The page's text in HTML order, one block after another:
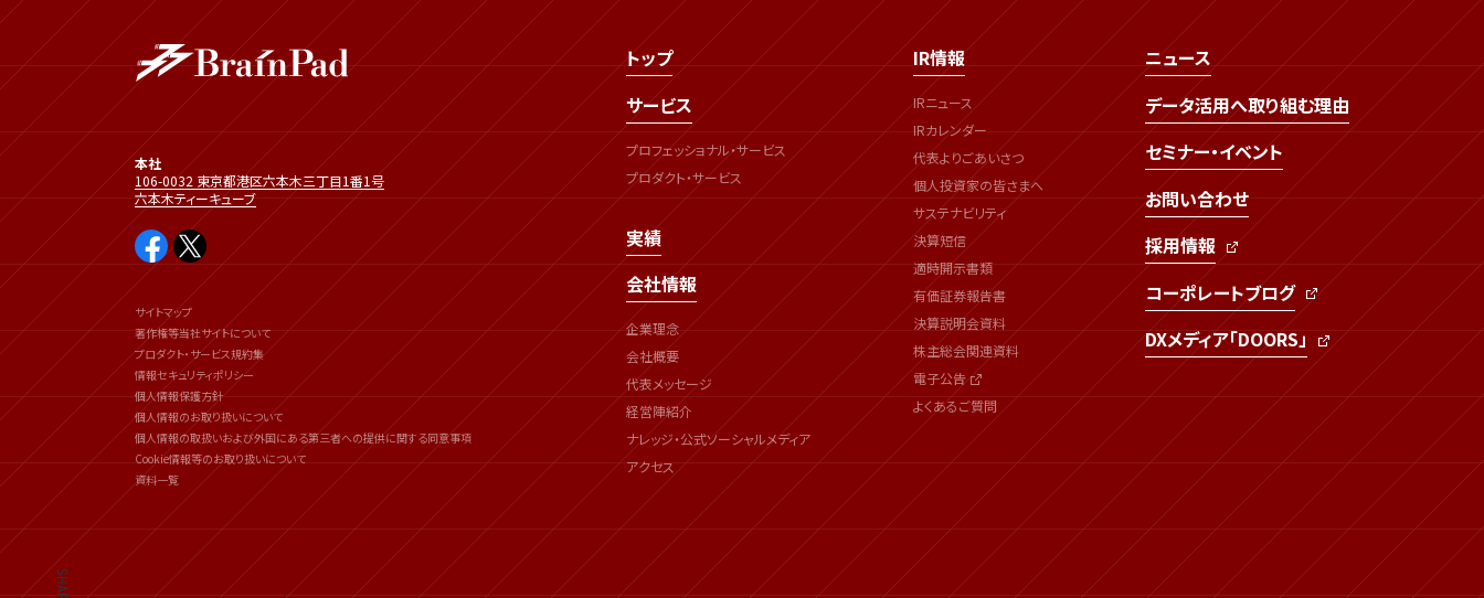
SHARE
トップ
サービス
プロフェッショナル・サービス
プロダクト・サービス
実績
会社情報
企業理念
会社概要
代表メッセージ
経営陣紹介
ナレッジ・公式ソーシャルメディア
アクセス
IR情報
IRニュース
IRカレンダー
代表よりごあいさつ
個人投資家の皆さまへ
サステナビリティ
決算短信
適時開示書類
有価証券報告書
決算説明会資料
株主総会関連資料
電子公告
よくあるご質問
ニュース
データ活用へ取り組む理由
セミナー・イベント
お問い合わせ
採用情報
コーポレートブログ
DXメディア「DOORS」
本社
106-0032 東京都港区六本木三丁目1番1号
六本木ティーキューブ
サイトマップ
著作権等当社サイトについて
プロダクト・サービス規約集
情報セキュリティポリシー
個人情報保護方針
個人情報のお取り扱いについて
個人情報の取扱いおよび外国にある第三者への提供に関する同意事項
Cookie情報等のお取り扱いについて
資料一覧